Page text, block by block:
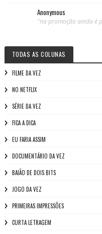
Anonymous
"na promoção ainda é
TODAS AS COLUNAS
FILME DA VEZ
NO NETFLIX
SÉRIE DA VEZ
FICA A DICA
EU FARIA ASSIM
DOCUMENTÁRIO DA VEZ
BAIÃO DE DOIS BITS
JOGO DA VEZ
PRIMEIRAS IMPRESSÕES
CURTA LETRAGEM